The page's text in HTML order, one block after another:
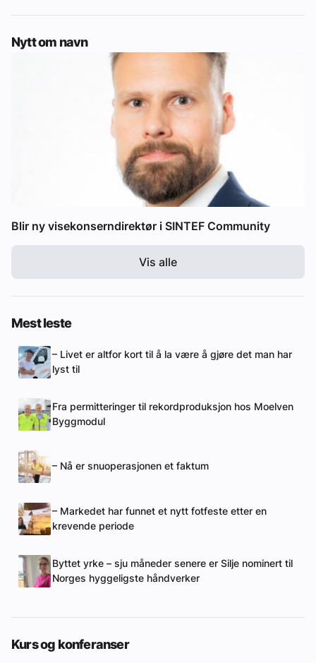
Nytt om navn
Blir ny visekonserndirektør i SINTEF Community
Vis alle
Mest leste
– Livet er altfor kort til å la være å gjøre det man har
lyst til
Fra permitteringer til rekordproduksjon hos Moelven
Byggmodul
– Nå er snuoperasjonen et faktum
– Markedet har funnet et nytt fotfeste etter en
krevende periode
Byttet yrke – sju måneder senere er Silje nominert til
Norges hyggeligste håndverker
Kurs og konferanser